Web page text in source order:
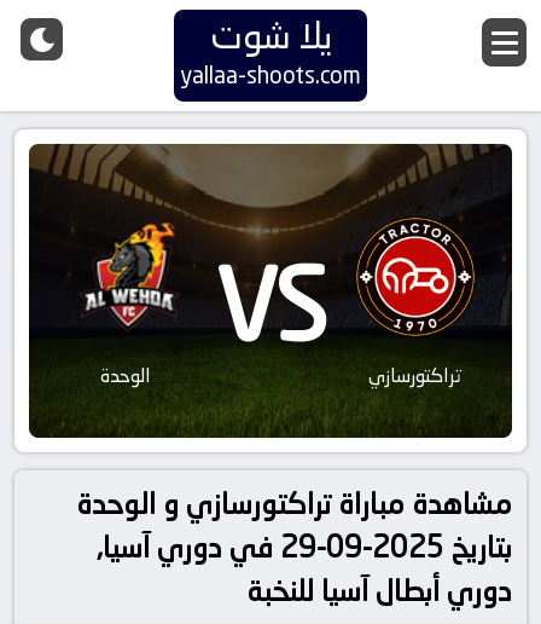
يلا شوت
yallaa-shoots.com
تراکتورسازي VS الوحدة
مشاهدة مباراة تراکتورسازي و الوحدة
بتاريخ 2025-09-29 في دوري آسيا,
دوري أبطال آسيا للنخبة